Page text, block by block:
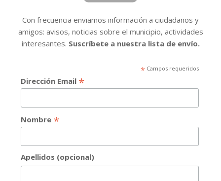
Con frecuencia enviamos información a ciudadanos y
amigos: avisos, noticias sobre el municipio, actividades
interesantes. Suscríbete a nuestra lista de envío.
*Campos requeridos
Dirección Email *
Nombre *
Apellidos (opcional)